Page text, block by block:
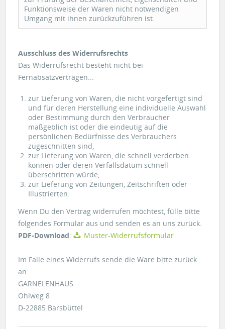
Funktionsweise der Waren nicht notwendigen
Umgang mit ihnen zurückzuführen ist.
Ausschluss des Widerrufsrechts
Das Widerrufsrecht besteht nicht bei
Fernabsatzverträgen...
zur Lieferung von Waren, die nicht vorgefertigt sind
und für deren Herstellung eine individuelle Auswahl
oder Bestimmung durch den Verbraucher
maßgeblich ist oder die eindeutig auf die
persönlichen Bedürfnisse des Verbrauchers
zugeschnitten sind,
zur Lieferung von Waren, die schnell verderben
können oder deren Verfallsdatum schnell
überschritten würde,
zur Lieferung von Zeitungen, Zeitschriften oder
Illustrierten.
Wenn Du den Vertrag widerrufen möchtest, fülle bitte
folgendes Formular aus und senden es an uns zurück.
PDF-Download: Muster-Widerrufsformular
Im Falle eines Widerrufs sende die Ware bitte zurück
an:
GARNELENHAUS
Ohlweg 8
D-22885 Barsbüttel